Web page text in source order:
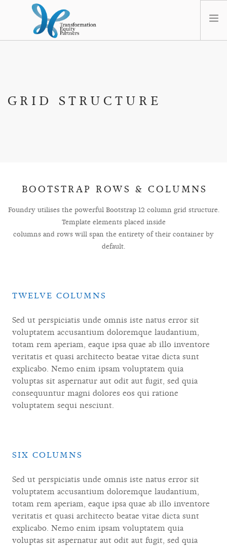
OPT-OUT PREFERENCES
GRID STRUCTURE
BOOTSTRAP ROWS & COLUMNS
Foundry utilises the powerful Bootstrap 12 column grid structure.
Template elements placed inside
columns and rows will span the entirety of their container by
default.
TWELVE COLUMNS
Sed ut perspiciatis unde omnis iste natus error sit
voluptatem accusantium doloremque laudantium,
totam rem aperiam, eaque ipsa quae ab illo inventore
veritatis et quasi architecto beatae vitae dicta sunt
explicabo. Nemo enim ipsam voluptatem quia
voluptas sit aspernatur aut odit aut fugit, sed quia
consequuntur magni dolores eos qui ratione
voluptatem sequi nesciunt.
SIX COLUMNS
Sed ut perspiciatis unde omnis iste natus error sit
voluptatem accusantium doloremque laudantium,
totam rem aperiam, eaque ipsa quae ab illo inventore
veritatis et quasi architecto beatae vitae dicta sunt
explicabo. Nemo enim ipsam voluptatem quia
voluptas sit aspernatur aut odit aut fugit, sed quia